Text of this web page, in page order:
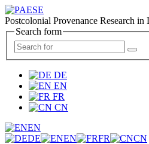
Postcolonial Provenance Research
Search form
DE
EN
FR
CN
EN
DE
EN FR CN